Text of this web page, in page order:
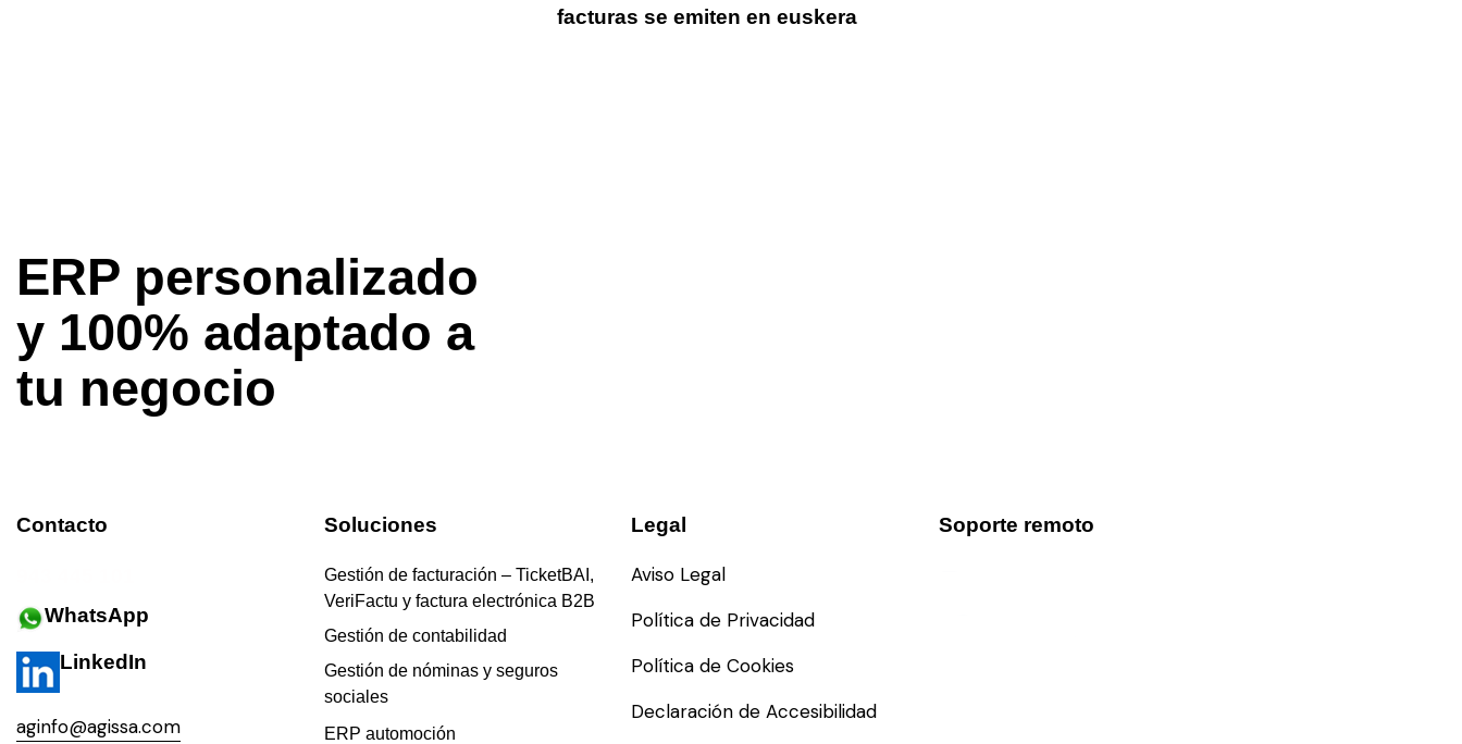
facturas se emiten en euskera
ERP personalizado
y 100% adaptado a
tu negocio
Contacto
WhatsApp
LinkedIn
aginfo@agissa.com
Soluciones
Gestión de facturación – TicketBAI,
VeriFactu y factura electrónica B2B
Gestión de contabilidad
Gestión de nóminas y seguros
sociales
ERP automoción
Legal
Aviso Legal
Política de Privacidad
Política de Cookies
Declaración de Accesibilidad
Soporte remoto